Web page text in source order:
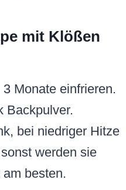
mit Klößen
Monate einfrieren.
Backpulver.
bei niedriger Hitze
werden sie
besten.